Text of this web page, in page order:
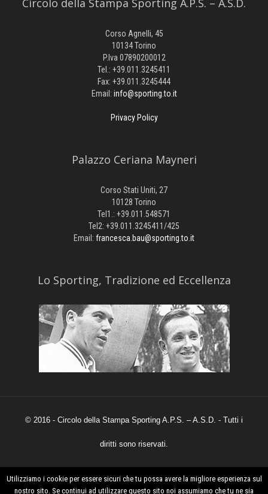
Corso Agnelli, 45
10134 Torino
P.Iva 07890200012
Tel.: +39.011.3245411
Fax: +39.011.3245444
Email: info@sporting.to.it
Privacy Policy
Palazzo Ceriana Mayneri
Corso Stati Uniti, 27
10128 Torino
Tel1.: +39.011.548571
Tel2: +39.011.3245411/425
Email: francesca.bau@sporting.to.it
​Lo Sporting, Tradizione ed Eccellenza
© 2016 - Circolo della Stampa Sporting A.P.S. – A.S.D. - Tutti i
diritti sono riservati.
Powered byClaimcreative.com
Utilizziamo i cookie per essere sicuri che tu possa avere la migliore esperienza sul
nostro sito. Se continui ad utilizzare questo sito noi assumiamo che tu ne sia